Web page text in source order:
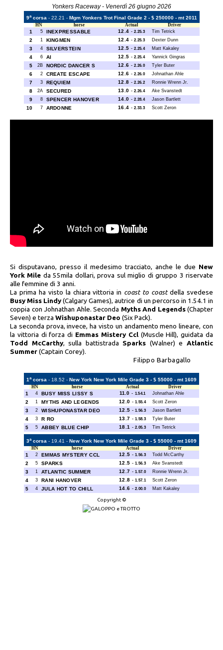
Yonkers Raceway - Venerdì 26 giugno 2026
9acorsa- 22.21 - Mgm Yonkers Trot Final Grade 2 - $ 250000 - mt 2011
HN horse Actual Driver
1 5 INEXPRESSABLE 12.4 -2.25.3 Tim Tetrick
2 1 KINGMEN 12.4 -2.25.3 Dexter Dunn
3 4 SILVERSTEIN 12.5 -2.25.4 Matt Kakaley
4 6 AI 12.5 -2.25.4 Yannick Gingras
5 2B NORDIC DANCER S 12.6 -2.26.0 Tyler Buter
6 2 CREATE ESCAPE 12.6 -2.26.0 Johnathan Ahle
7 3 REQUIEM 12.8 -2.26.2 Ronnie Wrenn Jr.
8 2A SECURED 13.0 -2.26.4 Ake Svanstedt
9 8 SPENCER HANOVER 14.0 -2.28.4 Jason Bartlett
10 7 ARDONNE 16.4 -2.33.3 Scott Zeron
Si disputavano, presso il medesimo tracciato, anche le due New
York Mile da 55mila dollari, prova sul miglio di gruppo 3 riservate
alle femmine di 3 anni.
La prima ha visto la chiara vittoria in coast to coastdella svedese
Busy Miss Lindy(Calgary Games), autrice di un percorso in 1.54.1 in
coppia con Johnathan Ahle. Seconda Myths And Legends(Chapter
Seven) e terza Wishuponastar Deo (Six Pack).
La seconda prova, invece, ha visto un andamento meno lineare, con
la vittoria di forza di Emmas Mistery Ccl(Muscle Hill), guidata da
Todd McCarthy, sulla battistrada Sparks (Walner) eAtlantic
Summer(Captain Corey).
Filippo Barbagallo
1 acorsa - 18.52 - New York New York Mile Grade 3 - $ 55000 - mt 1609
HN horse Actual Driver
1 4 BUSY MISS LISSY S 11.0 - 1.54.1 Johnathan Ahle
2 1 MYTHS AND LEGENDS 12.0 -1.55.4 Scott Zeron
3 2 WISHUPONASTAR DEO 12.5 -1.56.3 Jason Bartlett
4 3 R RO 13.7 -1.58.3 Tyler Buter
5 5 ABBEY BLUE CHIP 18.1 -2.05.3 Tim Tetrick
3acorsa - 19.41 - New York New York Mile Grade 3 - $ 55000 - mt 1609
HN horse Actual Driver
1 2 EMMAS MYSTERY CCL 12.5 -1.56.3 Todd McCarthy
2 5 SPARKS 12.5 -1.56.3 Ake Svanstedt
3 1 ATLANTIC SUMMER 12.7 -1.57.0 Ronnie Wrenn Jr.
4 3 RANI HANOVER 12.8 -1.57.1 Scott Zeron
5 4 JULA HOT TO CHILL 14.6 -2.00.0 Matt Kakaley
Copyright ©